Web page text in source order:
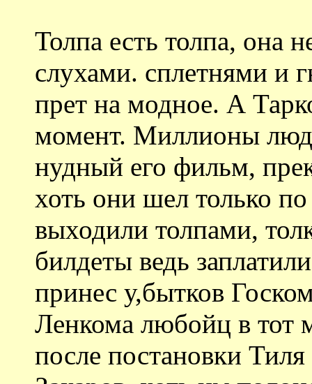
Толпа есть толпа, она
слухами. сплетнями и
прет на модное. А
момент. Миллионы
нудный его фильм,
хоть они шел только
выходили толпами,
билдеты ведь
принес у,бытков
Ленкома любойц в тот
после постановки